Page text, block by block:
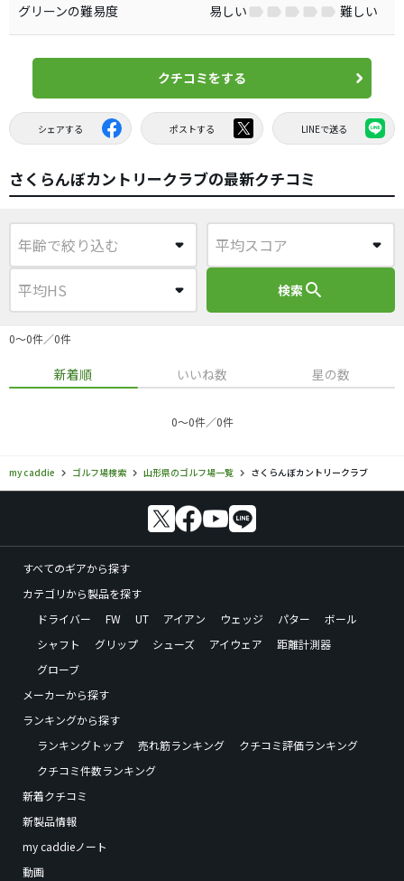
グリーンの難易度
易しい 難しい
クチコミをする
シェアする ポストする LINEで送る
さくらんぼカントリークラブの最新クチコミ
検索search
0〜0件／0件
新着順 いいね数 星の数
0〜0件／0件
my caddie ゴルフ場検索 山形県のゴルフ場一覧 さくらんぼカントリークラブ
すべてのギアから探す
カテゴリから製品を探す
ドライバー
FW UT アイアン ウェッジ パター
ボール
シャフト
グリップ シューズ アイウェア
距離計測器
グローブ
メーカーから探す
ランキングから探す
ランキングトップ
売れ筋ランキング
クチコミ評価ランキング
クチコミ件数ランキング
新着クチコミ
新製品情報
my caddieノート
動画